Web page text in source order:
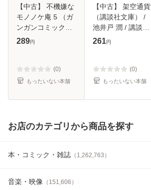
【中古】 不機嫌な
モノノケ庵 5 （ガ
ンガンコミックス
ONLINE） / ワザワ
ミック]【メール便
送料無料】
289円
(0)
もったいない本舗
【中古】 架空通貨
（講談社文庫） /
池井戸 潤 / 講談社
[文庫]【メール便送
261円
(0)
もったいない本舗
お店のカテゴリから商品を探す
本・コミック・雑誌 （ 1,262,763 ）
音楽・映像 （ 151,606 ）